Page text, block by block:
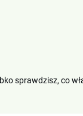
sprawdzisz, co